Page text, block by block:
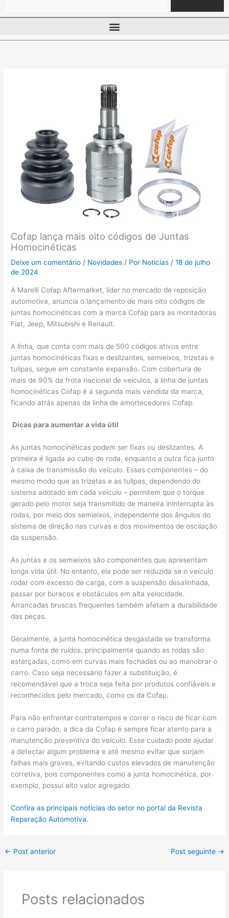
Cofap lança mais oito códigos de Juntas
Homocinéticas
Deixe um comentário / Novidades / Por Noticias /18 de julho
de 2024
A Marelli Cofap Aftermarket, líder no mercado de reposição
automotiva, anuncia o lançamento de mais oito códigos de
juntas homocinéticas com a marca Cofap para as montadoras
Fiat, Jeep, Mitsubishi e Renault.
A linha, que conta com mais de 500 códigos ativos entre
juntas homocinéticas fixas e deslizantes, semieixos, trizetas e
tulipas, segue em constante expansão. Com cobertura de
mais de 90% da frota nacional de veículos, a linha de juntas
homocinéticas Cofap é a segunda mais vendida da marca,
ficando atrás apenas da linha de amortecedores Cofap.
Dicas para aumentar a vida útil
As juntas homocinéticas podem ser fixas ou deslizantes. A
primeira é ligada ao cubo de roda, enquanto a outra fica junto
à caixa de transmissão do veículo. Esses componentes – do
mesmo modo que as trizetas e as tulipas, dependendo do
sistema adotado em cada veículo – permitem que o torque
gerado pelo motor seja transmitido de maneira ininterrupta às
rodas, por meio dos semieixos, independente dos ângulos do
sistema de direção nas curvas e dos movimentos de oscilação
da suspensão.
As juntas e os semieixos são componentes que apresentam
longa vida útil. No entanto, ela pode ser reduzida se o veículo
rodar com excesso de carga, com a suspensão desalinhada,
passar por buracos e obstáculos em alta velocidade.
Arrancadas bruscas frequentes também afetam a durabilidade
das peças.
Geralmente, a junta homocinética desgastada se transforma
numa fonte de ruídos, principalmente quando as rodas são
esterçadas, como em curvas mais fechadas ou ao manobrar o
carro. Caso seja necessário fazer a substituição, é
recomendável que a troca seja feita por produtos confiáveis e
reconhecidos pelo mercado, como os da Cofap.
Para não enfrentar contratempos e correr o risco de ficar com
o carro parado, a dica da Cofap é sempre ficar atento para a
manutenção preventiva do veículo. Esse cuidado pode ajudar
a detectar algum problema e até mesmo evitar que surjam
falhas mais graves, evitando custos elevados de manutenção
corretiva, pois componentes como a junta homocinética, por
exemplo, possui alto valor agregado.
Confira as principais notícias do setor no portal da Revista
Reparação Automotiva.
← Post anterior Post seguinte →
Posts relacionados